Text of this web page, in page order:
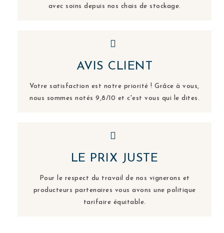
avec soins depuis nos chais de stockage.
AVIS CLIENT
Votre satisfaction est notre priorité ! Grâce à vous,
nous sommes notés 9,8/10 et c'est vous qui le dites.
LE PRIX JUSTE
Pour le respect du travail de nos vignerons et
producteurs partenaires vous avons une politique
tarifaire équitable.